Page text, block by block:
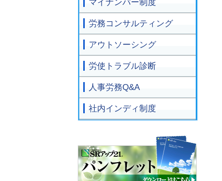
マイナンバー制度
労務コンサルティング
アウトソーシング
労使トラブル診断
人事労務Q&A
社内インディ制度